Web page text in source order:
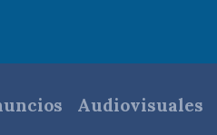
Audiovisuales